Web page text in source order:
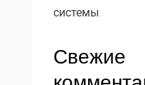
системы
Свежие